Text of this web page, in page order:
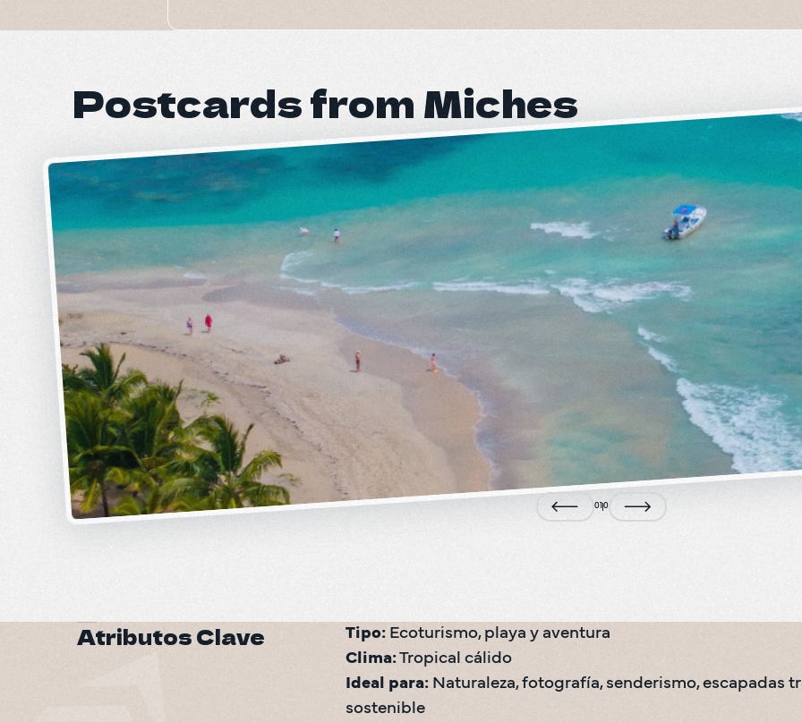
Postcards from Miches
0 0
Atributos Clave Tipo:
Clima:
Tropical cálido
Ideal para: Naturaleza, fotografía, senderismo, escapadas
sostenible